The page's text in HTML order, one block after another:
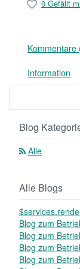
0 Gefällt
Kommentare
Information
Blog
Alle
Alle Blogs
Blog zum
Blog zum
Blog zum
Blog zum